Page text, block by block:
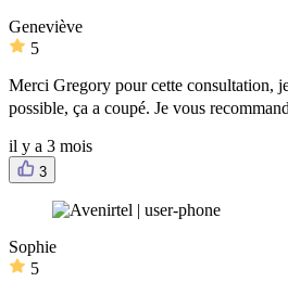
Geneviève
5
Merci Gregory pour cette consultation,
possible, ça a coupé. Je vous
il y a 3 mois
3
Sophie
5